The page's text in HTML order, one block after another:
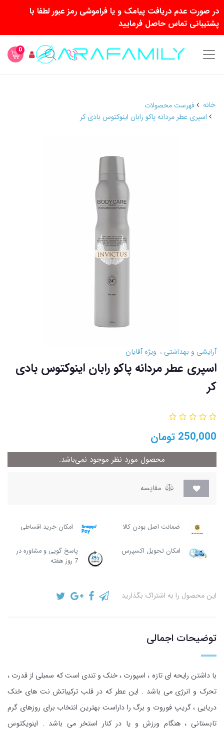
در صورت عدم دریافت پیامک و یا فراموشی رمز عبور لطفا با
پشتیبانی تماس حاصل فرمایید
0
خانه
فهرست محصولات
اسپری عطر مردانه پاکو رابان اینوکتوس بادی کر
آرایشی و بهداشتی ویژه آقایان
اسپری عطر مردانه پاکو رابان اینوکتوس بادی
کر
250,000 تومان
محصول مورد نظر موجود نمی‌باشد.
مقایسه
ضمانت اصل بودن کالا امکان خرید اقساطی
امکان تحویل اکسپرس
پاسخ گویی و مشاوره در
7 روز هفته
این محصول را به اشتراک بگذارید
توضیحات اجمالی
با داشتن رایحه ای تازه ، اسپورت ، خنک و تندی است که سمبلی از قدرت ،
تحرک و انرژی می باشد . این عطر که در قلب ترکیباتش نت های خنک
دریایی ، گریپ فوروت و برگ را داراست بهترین انتخاب برای روزهای گرم
تابستانی ، هنگام ورزش و یا در کنار استخر می باشد . اینویکتوس